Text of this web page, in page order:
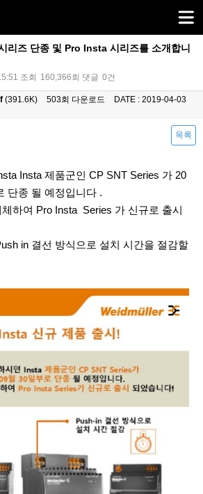
리즈 단종 및 Pro Insta 시리즈를 소개합니
조회 160,366회 댓글 0건
(391.6K) 503회 다운로드
DATE : 2019-04-03
목록
Insta 제품군인 CP SNT Series 가 20
단종 될 예정입니다 .
하여 Pro Insta Series 가 신규로 출시
in 결선 방식으로 설치 시간을 절감할